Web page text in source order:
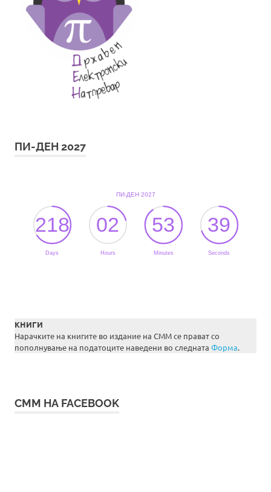
ПИ-ДЕН 2027
КНИГИ
Нарачките на книгите во издание на СММ се прават со
пополнување на податоците наведени во следната Форма.
СММ НА FACEBOOK